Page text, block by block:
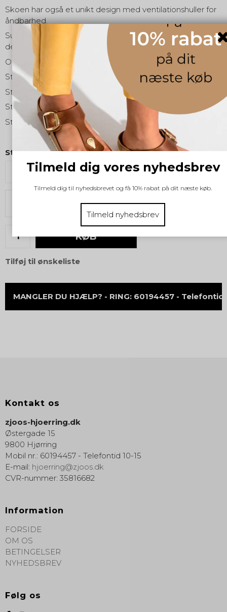
Skoen har også et unikt design med ventilationshuller for
åndbarhed.
Super smuk rød farve, perfekt til hvis man ønsker at gøre
det lidt vildere og anderledes.
OBS. de går over to størrelser.
Str. 35 - EUR 35-36
Str. 37 - EUR 37-38
Str. 39 - EUR 39-40
Str. 41 - EUR 41-42
Størrelse:
38
Vælg størrelse
KØB
Tilføj til ønskeliste
MANGLER DU HJÆLP? - RING: 60194457 - Telefontid
Kontakt os
zjoos-hjoerring.dk
Østergade 15
9800 Hjørring
Mobil nr.: 60194457 - Telefontid 10-15
E-mail: hjoerring@zjoos.dk
CVR-nummer: 35816682
Information
FORSIDE
OM OS
BETINGELSER
NYHEDSBREV
Følg os
Tilmeld dig vores nyhedsbrev
Tilmeld dig til nyhedsbrevet og få 10% rabat på dit næste køb.
Tilmeld nyhedsbrev